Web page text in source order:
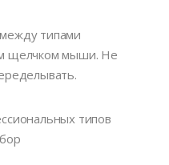
типами
щелчком мыши. Не
типов